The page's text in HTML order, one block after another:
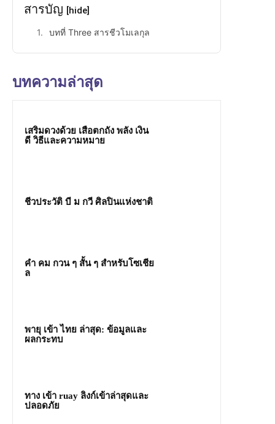
สารบัญ [hide]
บทที่ Three สารชีวโมเลกุล
บทความล่าสุด
เสริมดวงด้วย เสือตกถัง พลัง เงิน
ดี วิธีและความหมาย
ชีวประวัติ บี ม กวี ศิลปินแห่งชาติ
คํา คม กวน ๆ สั้น ๆ สำหรับโซเชีย
ล
พายุ เข้า ไทย ล่าสุด: ข้อมูลและ
ผลกระทบ
ทาง เข้า ruay ลิงก์เข้าล่าสุดและ
ปลอดภัย